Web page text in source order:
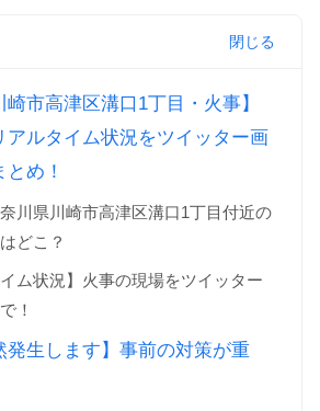
崎市高津区溝口1丁目・火事】
アルタイム状況をツイッター画
め！
奈川県川崎市高津区溝口1丁目付近の
どこ？
イム状況】火事の現場をツイッター
！
発生します】事前の対策が重